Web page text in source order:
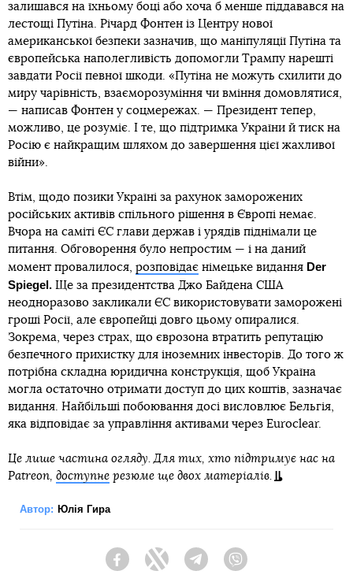
залишався на їхньому боці або хоча б менше піддавався на
лестощі Путіна. Річард Фонтен із Центру нової
американської безпеки зазначив, що маніпуляції Путіна та
європейська наполегливість допомогли Трампу нарешті
завдати Росії певної шкоди. «Путіна не можуть схилити до
миру чарівність, взаєморозуміння чи вміння домовлятися,
— написав Фонтен у соцмережах. — Президент тепер,
можливо, це розуміє. І те, що підтримка України й тиск на
Росію є найкращим шляхом до завершення цієї жахливої
війни».
Втім, щодо позики Україні за рахунок заморожених
російських активів спільного рішення в Європі немає.
Вчора на саміті ЄС глави держав і урядів піднімали це
питання. Обговорення було непростим — і на даний
момент провалилося, розповідає німецьке видання Der
Spiegel. Ще за президентства Джо Байдена США
неодноразово закликали ЄС використовувати заморожені
гроші Росії, але європейці довго цьому опиралися.
Зокрема, через страх, що єврозона втратить репутацію
безпечного прихистку для іноземних інвесторів. До того ж
потрібна складна юридична конструкція, щоб Україна
могла остаточно отримати доступ до цих коштів, зазначає
видання. Найбільші побоювання досі висловлює Бельгія,
яка відповідає за управління активами через Euroclear.
Це лише частина огляду. Для тих, хто підтримує нас на
Patreon, доступне резюме ще двох матеріалів.
Автор: Юлія Гира
FacebookTwitter Telegram